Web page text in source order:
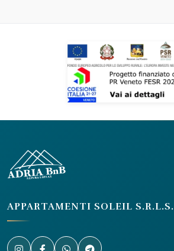
APPARTAMENTI SOLEIL S.R.L.S.